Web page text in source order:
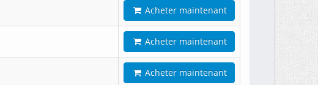
Acheter maintenant
Acheter maintenant
Acheter maintenant